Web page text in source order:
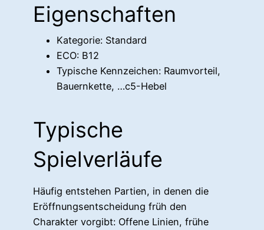
Eigenschaften
Kategorie: Standard
ECO: B12
Typische Kennzeichen: Raumvorteil,
Bauernkette, …c5-Hebel
Typische
Spielverläufe
Häufig entstehen Partien, in denen die
Eröffnungsentscheidung früh den
Charakter vorgibt: Offene Linien, frühe